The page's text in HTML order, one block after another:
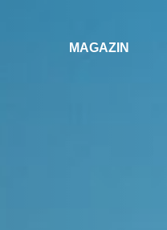
MAGAZIN